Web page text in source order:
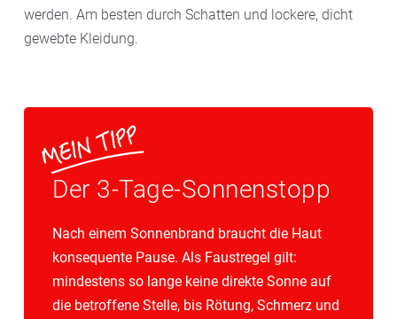
werden. Am besten durch Schatten und lockere, dicht
gewebte Kleidung.
Der 3-Tage-Sonnenstopp
Nach einem Sonnenbrand braucht die Haut
konsequente Pause. Als Faustregel gilt:
mindestens so lange keine direkte Sonne auf
die betroffene Stelle, bis Rötung, Schmerz und